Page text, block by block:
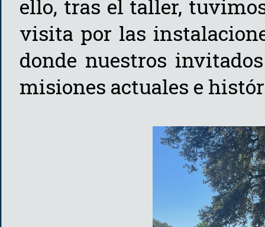
ello, tras el taller,
visita por las
donde nuestros
misiones actuales e